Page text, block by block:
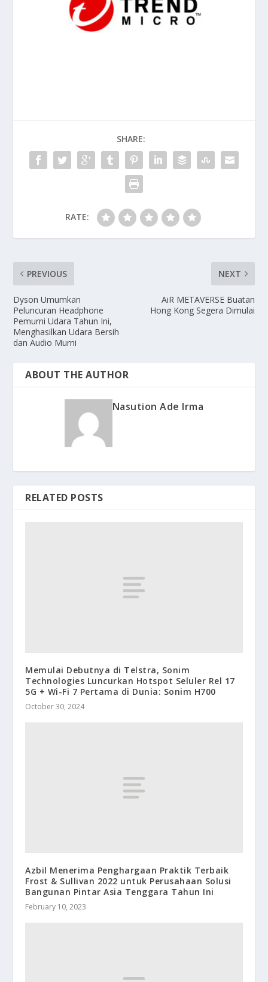
SHARE:
RATE:
PREVIOUS
Dyson Umumkan
Peluncuran Headphone
Pemurni Udara Tahun Ini,
Menghasilkan Udara Bersih
dan Audio Murni
NEXT
AiR METAVERSE Buatan
Hong Kong Segera Dimulai
ABOUT THE AUTHOR
Nasution Ade Irma
RELATED POSTS
Memulai Debutnya di Telstra, Sonim
Technologies Luncurkan Hotspot Seluler Rel 17
5G + Wi-Fi 7 Pertama di Dunia: Sonim H700
October 30, 2024
Azbil Menerima Penghargaan Praktik Terbaik
Frost & Sullivan 2022 untuk Perusahaan Solusi
Bangunan Pintar Asia Tenggara Tahun Ini
February 10, 2023